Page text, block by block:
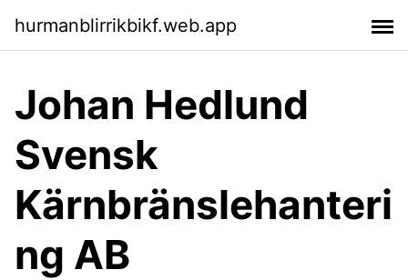
hurmanblirrikbikf.web.app
Johan Hedlund
Svensk
Kärnbränslehanteri
ng AB